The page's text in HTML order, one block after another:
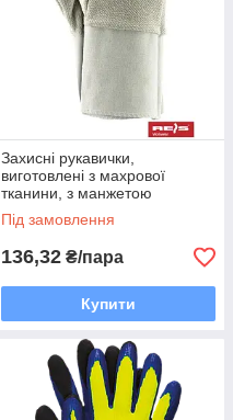
Захисні рукавички,
виготовлені з махрової
тканини, з манжетою
RFROTM BE
Під замовлення
136,32 ₴/пара
Купити